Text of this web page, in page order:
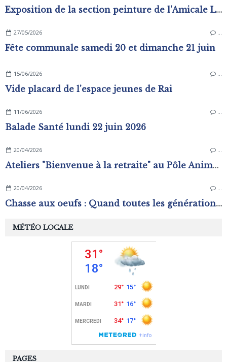
Exposition de la section peinture de l'Amicale Laïque
27/05/2026 …
Fête communale samedi 20 et dimanche 21 juin
15/06/2026 …
Vide placard de l'espace jeunes de Rai
11/06/2026 …
Balade Santé lundi 22 juin 2026
20/04/2026 …
Ateliers "Bienvenue à la retraite" au Pôle Animation Pierre Sévin
20/04/2026 …
Chasse aux oeufs : Quand toutes les générations s'amusent !
PAGES
MÉTÉO LOCALE